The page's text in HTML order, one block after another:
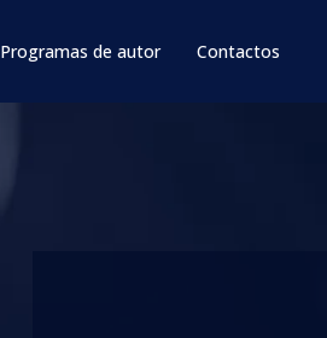
Programas de autor Contactos